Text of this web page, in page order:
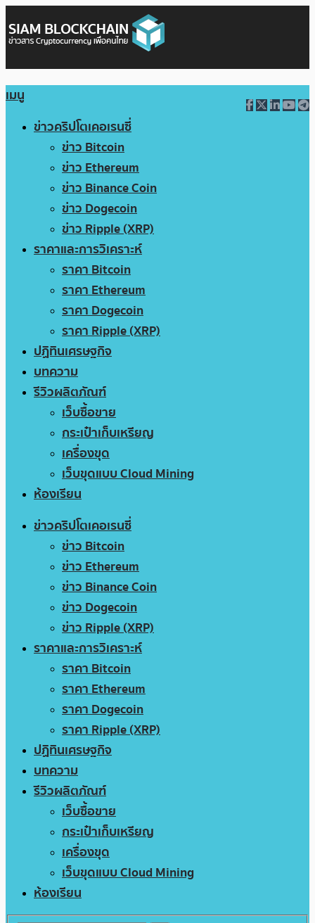
เมนู
ข่าวคริปโตเคอเรนซี่
ข่าว Bitcoin
ข่าว Ethereum
ข่าว Binance Coin
ข่าว Dogecoin
ข่าว Ripple (XRP)
ราคาและการวิเคราะห์
ราคา Bitcoin
ราคา Ethereum
ราคา Dogecoin
ราคา Ripple (XRP)
ปฏิทินเศรษฐกิจ
บทความ
รีวิวผลิตภัณฑ์
เว็บซื้อขาย
กระเป๋าเก็บเหรียญ
เครื่องขุด
เว็บขุดแบบ Cloud Mining
ห้องเรียน
ข่าวคริปโตเคอเรนซี่
ข่าว Bitcoin
ข่าว Ethereum
ข่าว Binance Coin
ข่าว Dogecoin
ข่าว Ripple (XRP)
ราคาและการวิเคราะห์
ราคา Bitcoin
ราคา Ethereum
ราคา Dogecoin
ราคา Ripple (XRP)
ปฏิทินเศรษฐกิจ
บทความ
รีวิวผลิตภัณฑ์
เว็บซื้อขาย
กระเป๋าเก็บเหรียญ
เครื่องขุด
เว็บขุดแบบ Cloud Mining
ห้องเรียน